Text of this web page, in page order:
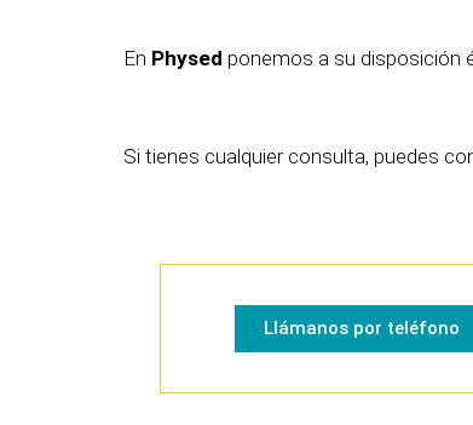
En Physed ponemos a su disposición
Si tienes cualquier consulta, puedes
Llámanos por teléfono